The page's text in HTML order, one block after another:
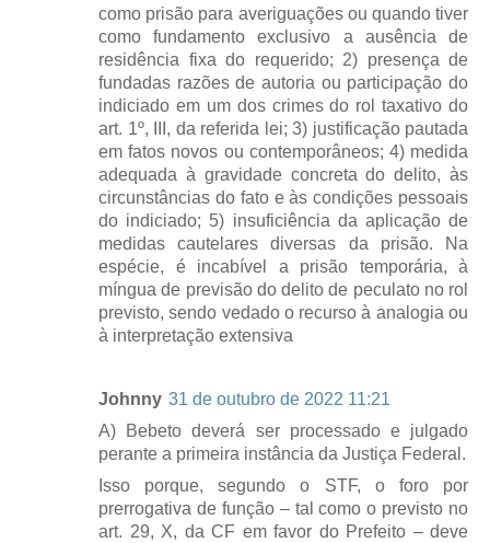
como prisão para averiguações ou quando tiver
como fundamento exclusivo a ausência de
residência fixa do requerido; 2) presença de
fundadas razões de autoria ou participação do
indiciado em um dos crimes do rol taxativo do
art. 1º, III, da referida lei; 3) justificação pautada
em fatos novos ou contemporâneos; 4) medida
adequada à gravidade concreta do delito, às
circunstâncias do fato e às condições pessoais
do indiciado; 5) insuficiência da aplicação de
medidas cautelares diversas da prisão. Na
espécie, é incabível a prisão temporária, à
míngua de previsão do delito de peculato no rol
previsto, sendo vedado o recurso à analogia ou
à interpretação extensiva
Johnny 31 de outubro de 2022 11:21
A) Bebeto deverá ser processado e julgado
perante a primeira instância da Justiça Federal.
Isso porque, segundo o STF, o foro por
prerrogativa de função – tal como o previsto no
art. 29, X, da CF em favor do Prefeito – deve